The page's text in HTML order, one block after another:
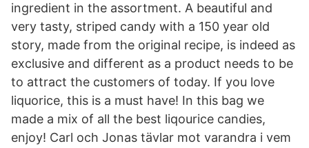
ingredient in the assortment. A beautiful and
very tasty, striped candy with a 150 year old
story, made from the original recipe, is indeed as
exclusive and different as a product needs to be
to attract the customers of today. If you love
liquorice, this is a must have! In this bag we
made a mix of all the best liqourice candies,
enjoy! Carl och Jonas tävlar mot varandra i vem